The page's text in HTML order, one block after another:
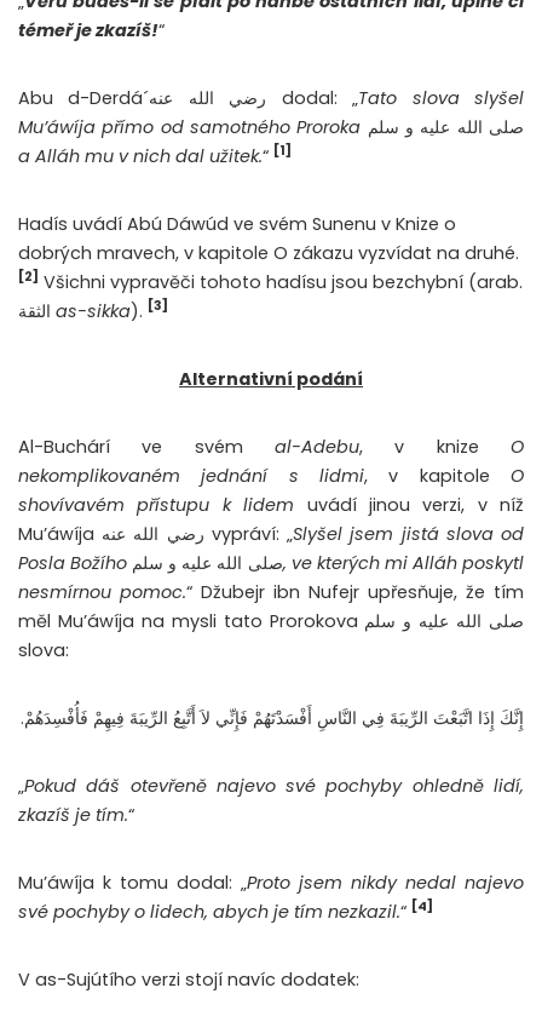
témeř je zkazíš!“
Abu d-Derdá´رضي الله عنه dodal: „Tato slova slyšel
Mu’áwíja přímo od samotného Proroka صلى الله عليه و سلم
a Alláh mu v nich dal užitek.“ [1]
Hadís uvádí Abú Dáwúd ve svém Sunenu v Knize o
dobrých mravech, v kapitole O zákazu vyzvídat na druhé.
[2] Všichni vypravěči tohoto hadísu jsou bezchybní (arab.
as-sikka). [3]
Alternativní podání
Al-Buchárí ve svém al-Adebu, v knize O
nekomplikovaném jednání s lidmi, v kapitole O
shovívavém přístupu k lidem uvádí jinou verzi, v níž
Mu’áwíja رضي الله عنه vypráví: „Slyšel jsem jistá slova od
Posla Božího صلى الله عليه و سلم, ve kterých mi Alláh poskytl
nesmírnou pomoc.“ Džubejr ibn Nufejr upřesňuje, že tím
měl Mu’áwíja na mysli tato Prorokova صلى الله عليه و سلم
slova:
إِنَّكَ إِذَا اتَّبَعْتَ الرِّيبَةَ فِي النَّاسِ أَفْسَدْتَهُمْ فَإِنِّي لاَ أَتَّبِعُ الرِّيبَةَ فِيهِمْ فَأُفْسِدَهُمْ‏.‏
„Pokud dáš otevřeně najevo své pochyby ohledně lidí,
zkazíš je tím.“
Mu’áwíja k tomu dodal: „Proto jsem nikdy nedal najevo
své pochyby o lidech, abych je tím nezkazil.“ [4]
V as-Sujútího verzi stojí navíc dodatek: